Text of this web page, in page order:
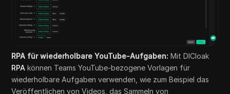
RPA für wiederholbare YouTube-Aufgaben: Mit DICloak
RPA können Teams YouTube-bezogene Vorlagen für
wiederholbare Aufgaben verwenden, wie zum Beispiel das
Veröffentlichen von Videos, das Sammeln von